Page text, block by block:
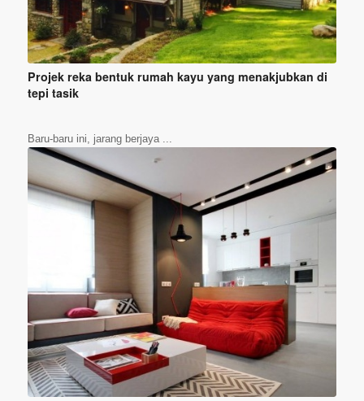
Projek reka bentuk rumah kayu yang menakjubkan di
tepi tasik
Baru-baru ini, jarang berjaya ...